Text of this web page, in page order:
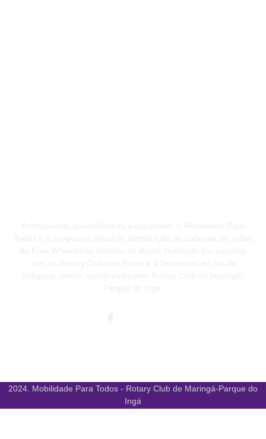
Promovendo acessibilidade e dignidade, o Mobilidade Para
Todos é o programa oficial de distribuição de cadeiras de rodas
da Free Wheelchair Mission no Brasil, realizado em parceria
com os Rotary Clubs do Brasil e a Secretaria de Saúde
Indígena, sendo coordenado pelo Rotary Club de Maringá-
Parque do Ingá.
Facebook-
2024. Mobilidade Para Todos - Rotary Club de Maringá-Parque do
Ingá